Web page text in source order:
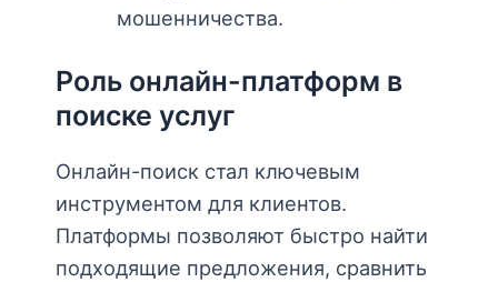
мошенничества.
Роль онлайн-платформ в
поиске услуг
Онлайн-поиск стал ключевым
инструментом для клиентов.
Платформы позволяют быстро найти
подходящие предложения, сравнить